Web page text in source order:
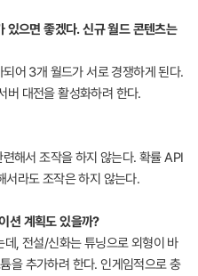
있으면 좋겠다. 신규 월드 콘텐츠는
어 3개 월드가 서로 경쟁하게 된다.
버 대전을 활성화하려 한다.
해서 조작을 하지 않는다. 확률 API
서라도 조작은 하지 않는다.
션 계획도 있을까?
, 전설/신화는 튜닝으로 외형이 바
을 추가하려 한다. 인게임적으로 충